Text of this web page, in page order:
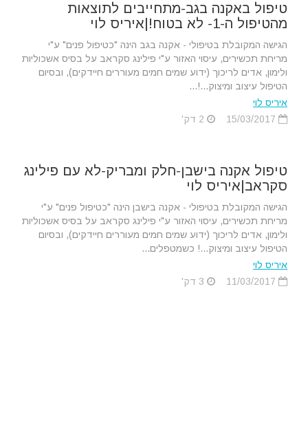
טיפול באקנה בגב-מתחייבים לתוצאות
מהטיפול ה-1- לא בטוח!|איריס לוי
הגישה המקובלת בטיפולי - אקנה בגב הינה "כטיפול פנים" ע"י
מריחת תכשירים, עיסוי האזור ע"י פילינג סקראב על בסיס אשכוליות
ולימון, אדים לריכוך (ידוע שמים חמים מעוררים חיידקים), ובסיום
הטיפול עיצוב ומיצוק...!...
איריס לוי
טיפול אקנה בישבן-חלק ומבריק-לא עם פילינג
סקראב|איריס לוי
הגישה המקובלת בטיפולי - אקנה בישבן הינה "כטיפול פנים" ע"י
מריחת תכשירים, עיסוי האזור ע"י פילינג סקראב על בסיס אשכוליות
ולימון, אדים לריכוך (ידוע שמים חמים מעוררים חיידקים), ובסיום
הטיפול עיצוב ומיצוק...! כשמטפלים...
איריס לוי